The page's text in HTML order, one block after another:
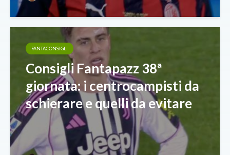
FANTACONSIGLI
Consigli Fantapazz 38ª
giornata: i centrocampisti da
schierare e quelli da evitare